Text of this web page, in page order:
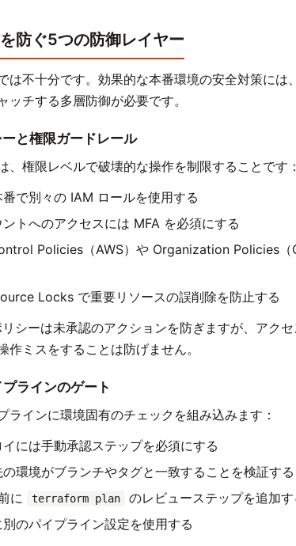
防ぐ5つの防御レイヤー
は不十分です。効果的な本番環境の安全対策には
ッチする多層防御が必要です。
と権限ガードレール
、権限レベルで破壊的な操作を制限することです：
で別々の IAM ロールを使用する
トへのアクセスには MFA を必須にする
Policies（AWS）や Organization Policies（
Locks で重要リソースの誤削除を防止する
シーは未承認のアクションを防ぎますが、アク
作ミスをすることは防げません。
ラインのゲート
ラインに環境固有のチェックを組み込みます：
には手動承認ステップを必須にする
環境がブランチやタグと一致することを検証する
に terraform plan
のレビューステップを追加す
のパイプライン設定を使用する